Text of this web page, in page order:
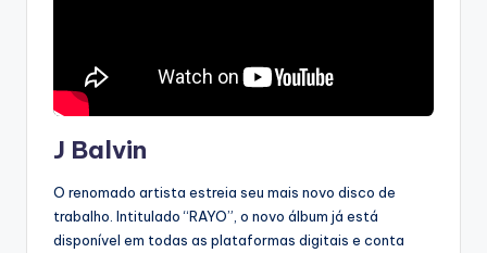
J Balvin
O renomado artista estreia seu mais novo disco de
trabalho. Intitulado “RAYO”, o novo álbum já está
disponível em todas as plataformas digitais e conta